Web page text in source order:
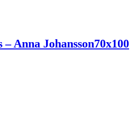
– Anna Johansson70x100